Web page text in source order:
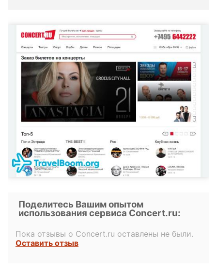
Поделитесь Вашим опытом
использования сервиса Concert.ru:
Пока отзывы о Concert.ru оставлены не были.
Оставить отзыв